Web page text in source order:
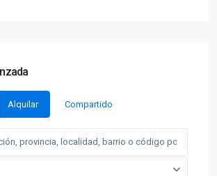
Alquilar Compartido